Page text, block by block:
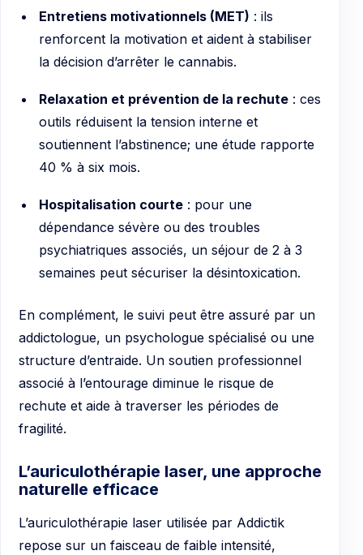
Entretiens motivationnels (MET) : ils
renforcent la motivation et aident à stabiliser
la décision d’arrêter le cannabis.
Relaxation et prévention de la rechute: ces
outils réduisent la tension interne et
soutiennent l’abstinence; une étude rapporte
40 % à six mois.
Hospitalisation courte: pour une
dépendance sévère ou des troubles
psychiatriques associés, un séjour de 2 à 3
semaines peut sécuriser la désintoxication.
En complément, le suivi peut être assuré par un
addictologue, un psychologue spécialisé ou une
structure d’entraide. Un soutien professionnel
associé à l’entourage diminue le risque de
rechute et aide à traverser les périodes de
fragilité.
L’auriculothérapie laser, une approche
naturelle efficace
L’auriculothérapie laser utilisée par Addictik
repose sur un faisceau de faible intensité,